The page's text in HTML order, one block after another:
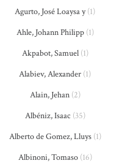
Agurto, José Loaysa y(1)
Ahle, Johann Philipp(1)
Akpabot, Samuel(1)
Alabiev, Alexander (1)
Alain, Jehan(2)
Albéniz, Isaac (35)
Alberto de Gomez, Lluys(1)
Albinoni, Tomaso(16)